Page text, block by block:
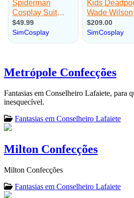
Metrópole Confecções
Fantasias em Conselheiro Lafaiete, para
inesquecível.
Fantasias em Conselheiro Lafaiete
Milton Confecções
Milton Confecções
Fantasias em Conselheiro Lafaiete